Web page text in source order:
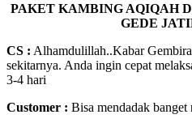
PAKET KAMBING AQIQAH
GEDE
CS : Alhamdulillah..Kabar
sekitarnya. Anda ingin cepat
3-4 hari
Customer : Bisa mendadak banget